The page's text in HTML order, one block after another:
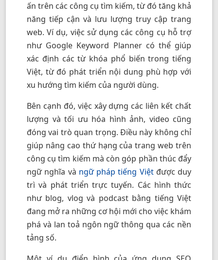
ấn trên các công cụ tìm kiếm, từ đó tăng khả
năng tiếp cận và lưu lượng truy cập trang
web. Ví dụ, việc sử dụng các công cụ hỗ trợ
như Google Keyword Planner có thể giúp
xác định các từ khóa phổ biến trong tiếng
Việt, từ đó phát triển nội dung phù hợp với
xu hướng tìm kiếm của người dùng.
Bên cạnh đó, việc xây dựng các liên kết chất
lượng và tối ưu hóa hình ảnh, video cũng
đóng vai trò quan trọng. Điều này không chỉ
giúp nâng cao thứ hạng của trang web trên
công cụ tìm kiếm mà còn góp phần thúc đẩy
ngữ nghĩa và ngữ pháp tiếng Việtđược duy
trì và phát triển trực tuyến. Các hình thức
như blog, vlog và podcast bằng tiếng Việt
đang mở ra những cơ hội mới cho việc khám
phá và lan toả ngôn ngữ thông qua các nền
tảng số.